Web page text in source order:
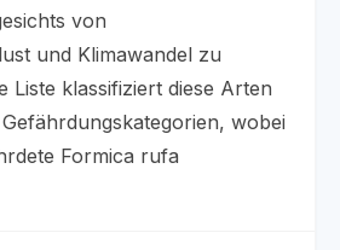
von
und Klimawandel zu
Liste klassifiziert diese Arten
wobei
Formica rufa